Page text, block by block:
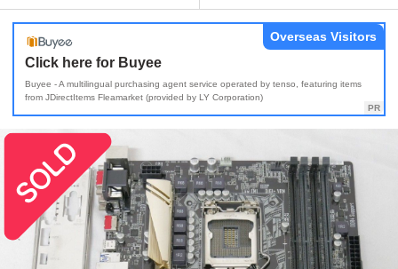
Click here for Buyee
Buyee - A multilingual purchasing agent service operated by tenso, featuring items
from JDirectItems Fleamarket (provided by LY Corporation)
Overseas Visitors